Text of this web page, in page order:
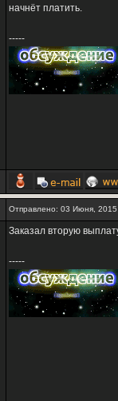
начнёт платить.
-----
Отправлено: 03 Июня,
Заказал вторую
-----